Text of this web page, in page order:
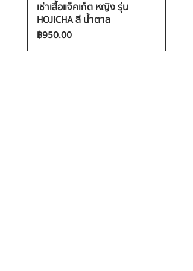
เช่าเสื้อแจ็คเก็ต หญิง รุ่น
HOJICHA สี น้ำตาล
ราคา
฿950.00